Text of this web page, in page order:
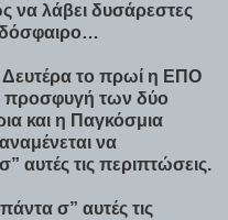
να λάβει δυσάρεστες
το πρωί η ΕΠΟ
προσφυγή των δύο
και η Παγκόσμια
να
αυτές τις περιπτώσεις.
σ” αυτές τις